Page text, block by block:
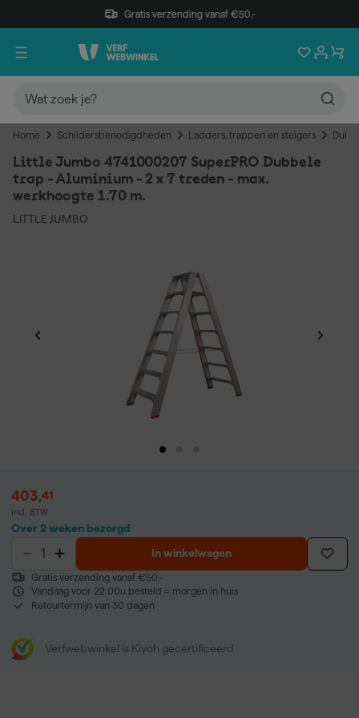
Gratis verzending vanaf €50,-
Home Schildersbenodigdheden Ladders, trappen en steigers
Little Jumbo 4741000207 SuperPRO Dubbele
trap - Aluminium - 2 x 7 treden - max.
werkhoogte 1.70 m.
LITTLE JUMBO
403,41
incl. BTW
Over 2 weken bezorgd
In winkelwagen
Gratis verzending vanaf €50,-
Vandaag voor 22:00u besteld = morgen in huis
Retourtermijn van 30 dagen
Verfwebwinkel is Kiyoh gecertificeerd